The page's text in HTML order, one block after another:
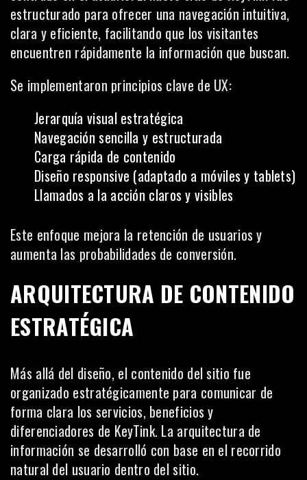
estructurado para ofrecer una navegación intuitiva,
clara y eficiente, facilitando que los visitantes
encuentren rápidamente la información que buscan.
Se implementaron principios clave de UX:
Jerarquía visual estratégica
Navegación sencilla y estructurada
Carga rápida de contenido
Diseño responsive (adaptado a móviles y tablets)
Llamados a la acción claros y visibles
Este enfoque mejora la retención de usuarios y
aumenta las probabilidades de conversión.
ARQUITECTURA DE CONTENIDO
ESTRATÉGICA
Más allá del diseño, el contenido del sitio fue
organizado estratégicamente para comunicar de
forma clara los servicios, beneficios y
diferenciadores de KeyTink. La arquitectura de
información se desarrolló con base en el recorrido
natural del usuario dentro del sitio.